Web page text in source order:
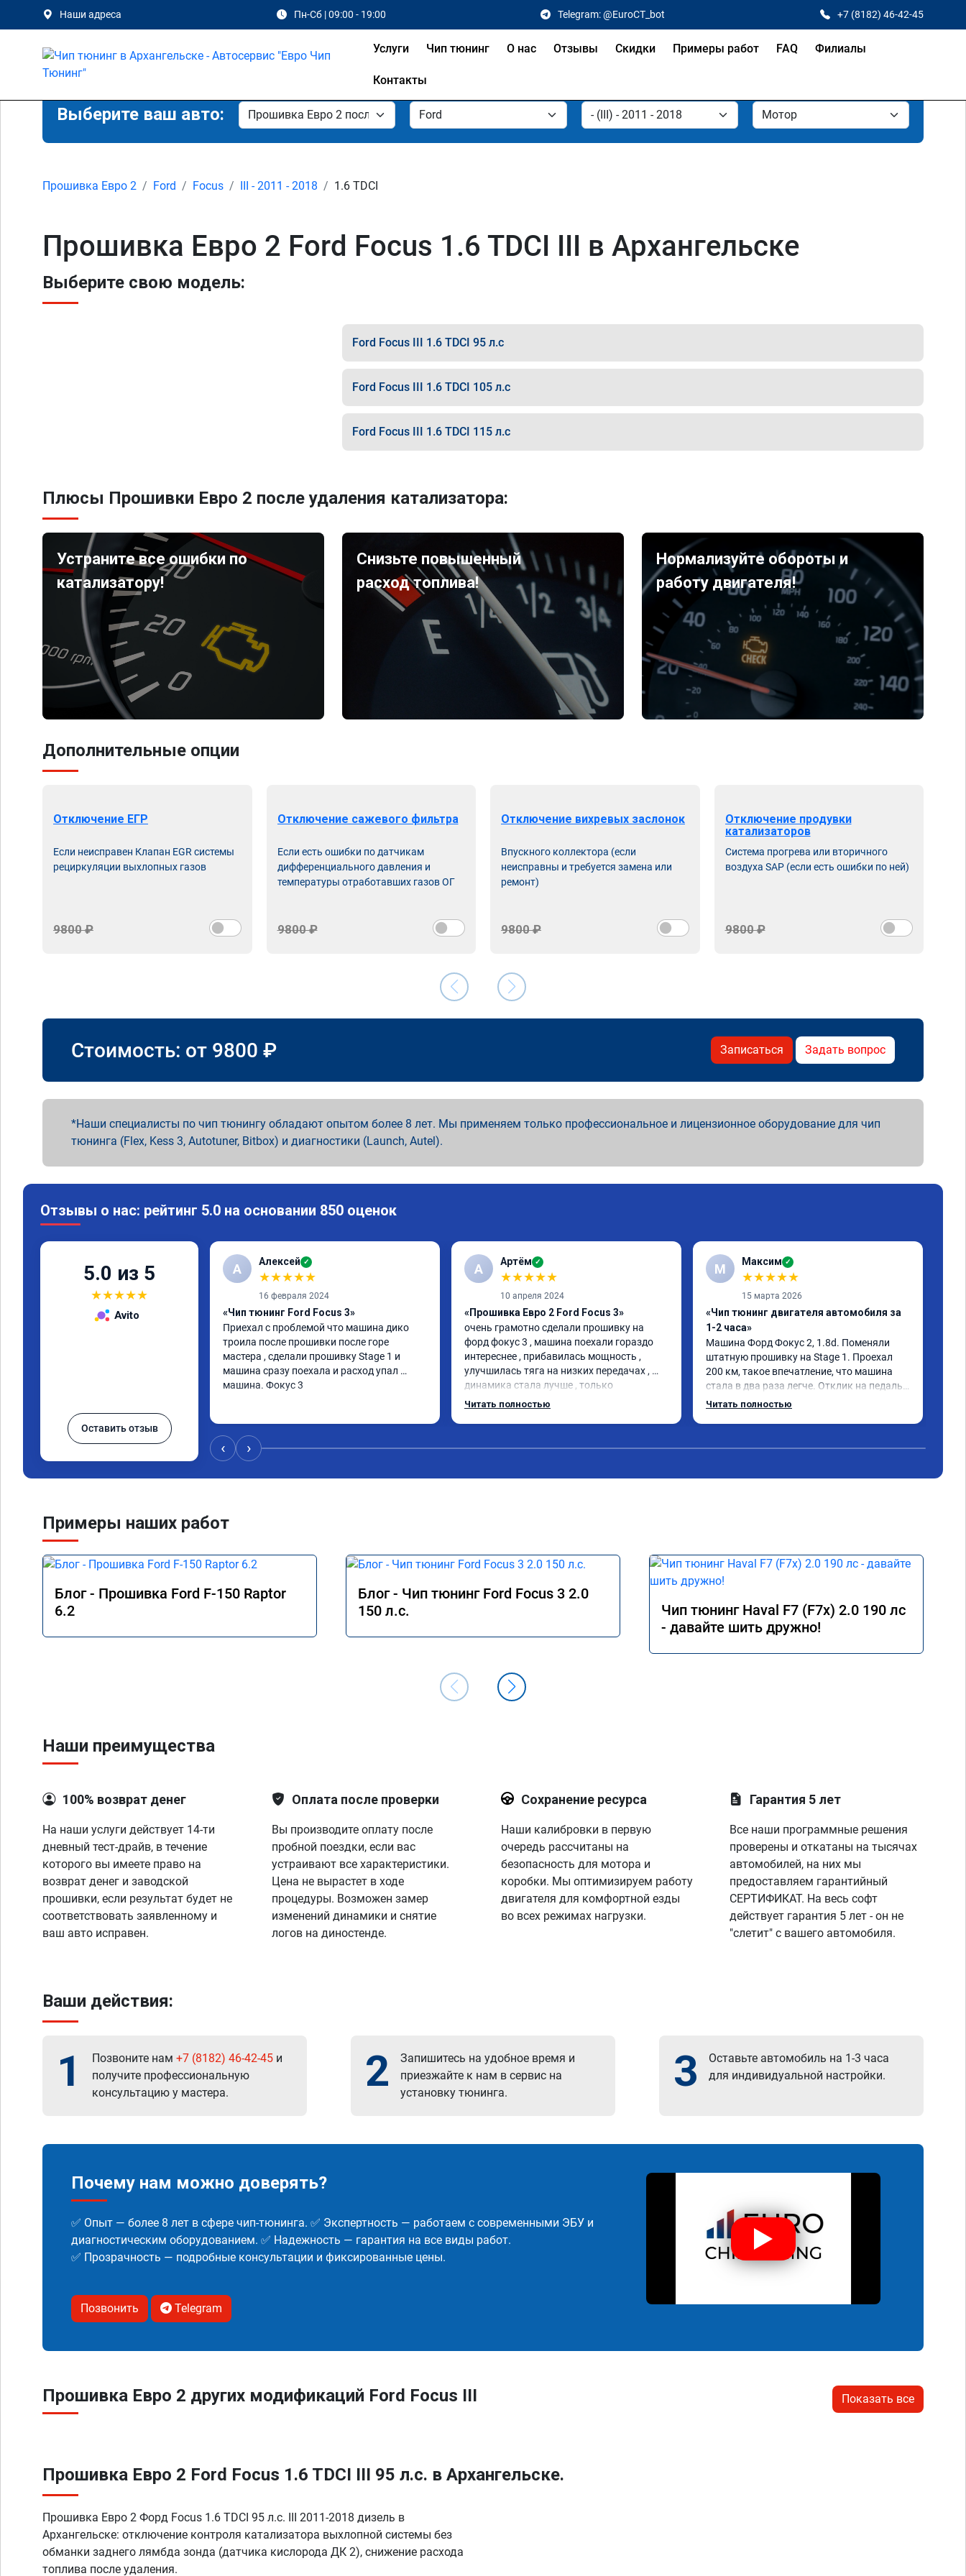
Наши адреса Пн-Сб | 09:00 - 19:00 Telegram: @EuroCT_bot +7 (8182) 46-42-45
Услуги Чип тюнинг О нас Отзывы Скидки Примеры работ FAQ Филиалы
Контакты
Выберите ваш авто:
Прошивка Евро 2 Ford Focus III - 2011 - 2018 1.6 TDCI
Прошивка Евро 2 Ford Focus 1.6 TDCI III в Архангельске
Выберите свою модель:
Ford Focus III 1.6 TDCI 95 л.с
Ford Focus III 1.6 TDCI 105 л.с
Ford Focus III 1.6 TDCI 115 л.с
Плюсы Прошивки Евро 2 после удаления катализатора:
Устраните все ошибки по
катализатору!
Снизьте повышенный
расход топлива!
Нормализуйте обороты и
работу двигателя!
Дополнительные опции
Отключение ЕГР
Если неисправен Клапан EGR системы
рециркуляции выхлопных газов
9800 ₽
Отключение сажевого фильтра
Если есть ошибки по датчикам
дифференциального давления и
температуры отработавших газов ОГ
9800 ₽
Отключение вихревых заслонок
Впускного коллектора (если
неисправны и требуется замена или
ремонт)
9800 ₽
Отключение продувки
катализаторов
Система прогрева или вторичного
воздуха SAP (если есть ошибки по ней)
9800 ₽
Стоимость: от 9800 ₽ Записаться Задать вопрос
Наши специалисты по чип тюнингу обладают опытом более 8 лет. Мы применяем только профессиональное и лицензионное оборудование для чип
тюнинга (Flex, Kess 3, Autotuner, Bitbox) и диагностики (Launch, Autel).
Отзывы о нас: рейтинг 5.0 на основании 850 оценок
5.0 из 5
★★★★★
Avito
Оставить отзыв
А Алексей ✓
★★★★★
16 февраля 2024
«Чип тюнинг Ford Focus 3»
Приехал с проблемой что машина дико
троила после прошивки после горе
мастера , сделали прошивку Stage 1 и
машина сразу поехала и расход упал
машина. Фокус 3
А Артём ✓
★★★★★
10 апреля 2024
«Прошивка Евро 2 Ford Focus 3»
очень грамотно сделали прошивку на
форд фокус 3 , машина поехали гораздо
интереснее , прибавилась мощность ,
улучшилась тяга на низких передачах ,
динамика стала лучше , только
позитивные эмоции , цена
Читать полностью
М Максим ✓
★★★★★
15 марта 2026
«Чип тюнинг двигателя автомобиля за
1-2 часа»
Машина Форд Фокус 2, 1.8d. Поменяли
штатную прошивку на Stage 1. Проехал
200 км, такое впечатление, что машина
стала в два раза легче. Отклик на педаль
газа моментальный, при этом появилась
Читать полностью
‹ ›
Примеры наших работ
Блог - Прошивка Ford F-150 Raptor
6.2
Блог - Чип тюнинг Ford Focus 3 2.0
150 л.с.
Чип тюнинг Haval F7 (F7x) 2.0 190 лс
- давайте шить дружно!
Наши преимущества
100% возврат денег
На наши услуги действует 14-ти
дневный тест-драйв, в течение
которого вы имеете право на
возврат денег и заводской
прошивки, если результат будет не
соответствовать заявленному и
ваш авто исправен.
Оплата после проверки
Вы производите оплату после
пробной поездки, если вас
устраивают все характеристики.
Цена не вырастет в ходе
процедуры. Возможен замер
изменений динамики и снятие
логов на диностенде.
Сохранение ресурса
Наши калибровки в первую
очередь рассчитаны на
безопасность для мотора и
коробки. Мы оптимизируем работу
двигателя для комфортной езды
во всех режимах нагрузки.
Гарантия 5 лет
Все наши программные решения
проверены и откатаны на тысячах
автомобилей, на них мы
предоставляем гарантийный
СЕРТИФИКАТ. На весь софт
действует гарантия 5 лет - он не
"слетит" с вашего автомобиля.
Ваши действия:
1 Позвоните нам +7 (8182) 46-42-45 и
получите профессиональную
консультацию у мастера.
2
Запишитесь на удобное время и
приезжайте к нам в сервис на
установку тюнинга.
3
Оставьте автомобиль на 1-3 часа
для индивидуальной настройки.
Почему нам можно доверять?
✅ Опыт — более 8 лет в сфере чип-тюнинга. ✅ Экспертность — работаем с современными ЭБУ и
диагностическим оборудованием. ✅ Надежность — гарантия на все виды работ.
✅ Прозрачность — подробные консультации и фиксированные цены.
Позвонить Telegram
Прошивка Евро 2 других модификаций Ford Focus III Показать все
Прошивка Евро 2 Ford Focus 1.6 TDCI III 95 л.с. в Архангельске.
Прошивка Евро 2 Форд Focus 1.6 TDCI 95 л.с. III 2011-2018 дизель в
Архангельске: отключение контроля катализатора выхлопной системы без
обманки заднего лямбда зонда (датчика кислорода ДК 2), снижение расхода
топлива после удаления.